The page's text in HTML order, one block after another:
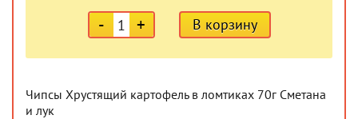
- + В корзину
Чипсы Хрустящий картофель в ломтиках 70г Сметана
и лук